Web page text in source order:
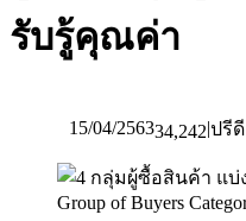
รับรู้คุณค่า
15/04/256334,242|ปรี